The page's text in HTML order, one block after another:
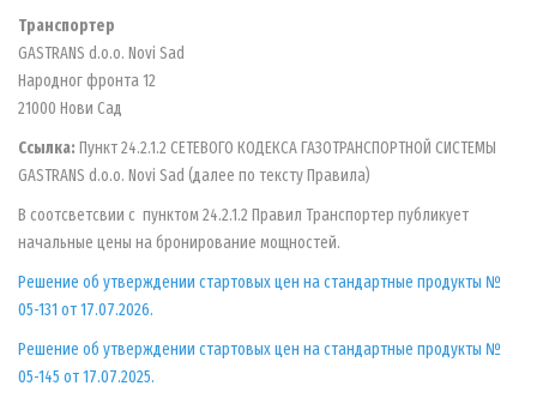
Транспортер
GASTRANS d.o.o. Novi Sad
Народног фронта 12
21000 Нови Сад
Ccылка: Пункт 24.2.1.2 СЕТЕВОГО КОДЕКСА ГАЗОТРАНСПОРТНОЙ СИСТЕМЫ
GASTRANS d.o.o. Novi Sad (далее по тексту Правила)
В соотсветсвии с пунктом 24.2.1.2 Правил Транспортер публикует
начальные цены на бронирование мощностей.
Решение об утверждении стартовых цен на стандартные продукты №
05-131 от 17.07.2026.
Решение об утверждении стартовых цен на стандартные продукты №
05-145 от 17.07.2025.